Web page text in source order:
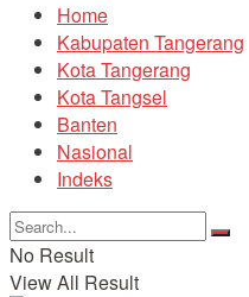
Home
Kabupaten Tangerang
Kota Tangerang
Kota Tangsel
Banten
Nasional
Indeks
No Result
View All Result